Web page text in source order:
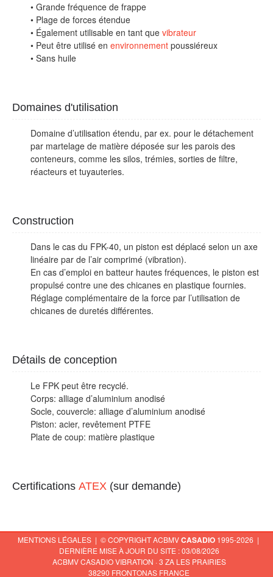
• Grande fréquence de frappe
• Plage de forces étendue
• Également utilisable en tant que vibrateur
• Peut être utilisé en environnement poussiéreux
• Sans huile
Domaines d'utilisation
Domaine d’utilisation étendu, par ex. pour le détachement
par martelage de matière déposée sur les parois des
conteneurs, comme les silos, trémies, sorties de filtre,
réacteurs et tuyauteries.
Construction
Dans le cas du FPK-40, un piston est déplacé selon un axe
linéaire par de l’air comprimé (vibration).
En cas d’emploi en batteur hautes fréquences, le piston est
propulsé contre une des chicanes en plastique fournies.
Réglage complémentaire de la force par l’utilisation de
chicanes de duretés différentes.
Détails de conception
Le FPK peut être recyclé.
Corps: alliage d’aluminium anodisé
Socle, couvercle: alliage d’aluminium anodisé
Piston: acier, revêtement PTFE
Plate de coup: matière plastique
Certifications ATEX (sur demande)
MENTIONS LÉGALES| © COPYRIGHT ACBMVCASADIO1995-2026 |
DERNIÈRE MISE À JOUR DU SITE : 03/08/2026
ACBMV CASADIO VIBRATION · 3 ZA LES PRAIRIES
38290 FRONTONAS FRANCE